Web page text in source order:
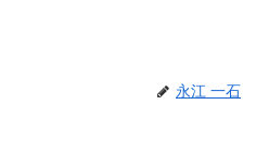
永江 一石